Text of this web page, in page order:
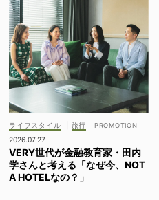
ライフスタイル
旅行
2026.07.27
VERY世代が金融教育家・田内
学さんと考える「なぜ今、NOT
A HOTELなの？」